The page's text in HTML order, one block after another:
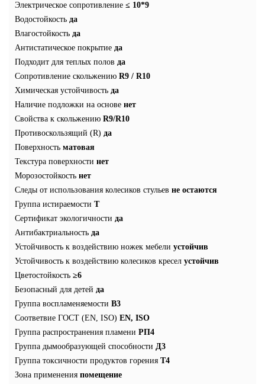
Электрическое сопротивление ≤ 10*9
Водостойкость да
Влагостойкость да
Антистатическое покрытие да
Подходит для теплых полов да
Сопротивление скольжению R9 / R10
Химическая устойчивость да
Наличие подложки на основе нет
Свойства к скольжению R9/R10
Противоскользящий (R) да
Поверхность матовая
Текстура поверхности нет
Морозостойкость нет
Следы от использования колесиков стульев не остаются
Группа истираемости Т
Сертификат экологичности да
Антибактриальность да
Устойчивость к воздействию ножек мебели устойчив
Устойчивость к воздействию колесиков кресел устойчив
Цветостойкость ≥6
Безопасный для детей да
Группа воспламеняемости В3
Соответвие ГОСТ (EN, ISO) EN, ISO
Группа распространения пламени РП4
Группа дымообразующей способности Д3
Группа токсичности продуктов горения Т4
Зона применения помещение